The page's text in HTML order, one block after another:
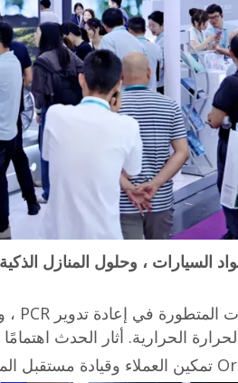
السيارات ، وحلول المنازل
الحرارية. أثار الحدث